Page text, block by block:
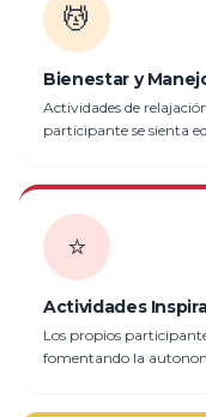
💆
Bienestar y
Actividades de
participante se sienta
⭐
Actividades
Los propios
fomentando la